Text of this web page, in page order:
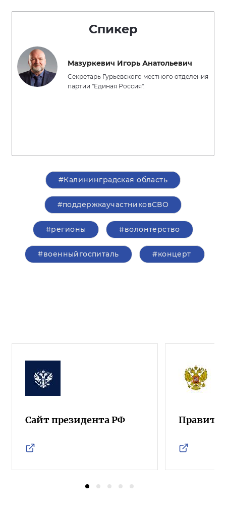
Спикер
Мазуркевич Игорь Анатольевич
Секретарь Гурьевского местного отделения
партии "Единая Россия".
#Калининградская область
#поддержкаучастниковСВО
#регионы #волонтерство
#военныйгоспиталь #концерт
Сайт президента РФ